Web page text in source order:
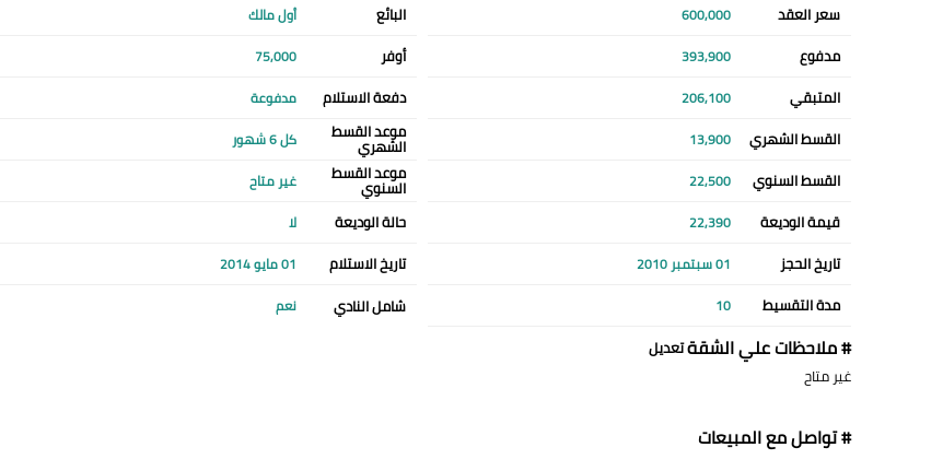
سعر العقد 600,000 البائع أول مالك
مدفوع 393,900 أوفر 75,000
المتبقي 206,100 دفعة الاستلام مدفوعة
القسط الشهري 13,900 موعد القسط
الشهري كل 6 شهور
القسط السنوي 22,500 موعد القسط
السنوي غير متاح
قيمة الوديعة 22,390 حالة الوديعة لا
تاريخ الحجز 01 سبتمبر 2010 تاريخ الاستلام 01 مايو 2014
مدة التقسيط 10 شامل النادي نعم
# ملاحظات علي الشقةتعديل
غير متاح
# تواصل مع المبيعات